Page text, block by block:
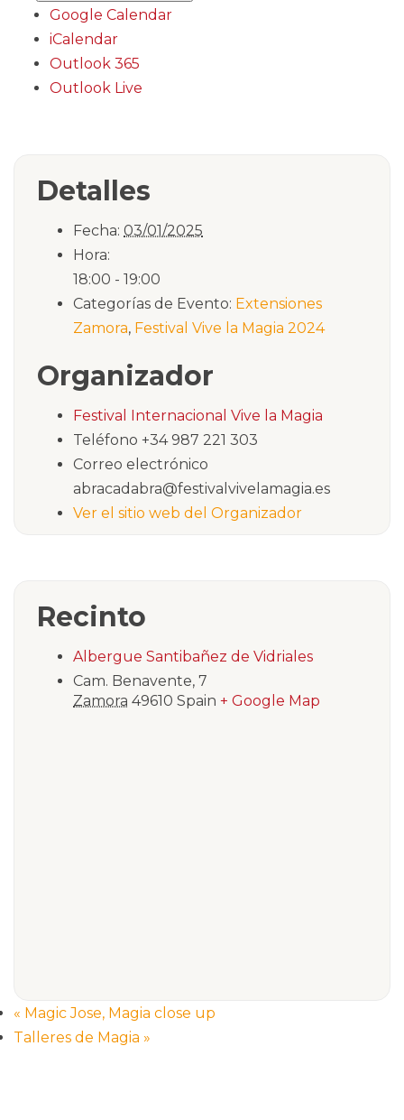
Google Calendar
iCalendar
Outlook 365
Outlook Live
Detalles
Fecha: 03/01/2025
Hora:
18:00 - 19:00
Categorías de Evento: Extensiones
Zamora, Festival Vive la Magia 2024
Organizador
Festival Internacional Vive la Magia
Teléfono +34 987 221 303
Correo electrónico
abracadabra@festivalvivelamagia.es
Ver el sitio web del Organizador
Recinto
Albergue Santibañez de Vidriales
Cam. Benavente, 7
Zamora 49610 Spain + Google Map
« Magic Jose, Magia close up
Talleres de Magia »